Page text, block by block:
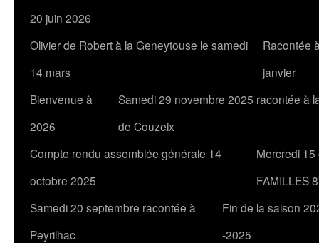
20 juin 2026
Olivier de Robert à la Geneytouse le samedi
14 mars
Racontée
janvier
Bienvenue à
2026
Samedi 29 novembre 2025 racontée à
de Couzeix
Compte rendu assemblée générale 14
octobre 2025
Mercredi
FAMILLES
Samedi 20 septembre racontée à
Peyrilhac
Fin de la saison
-2025